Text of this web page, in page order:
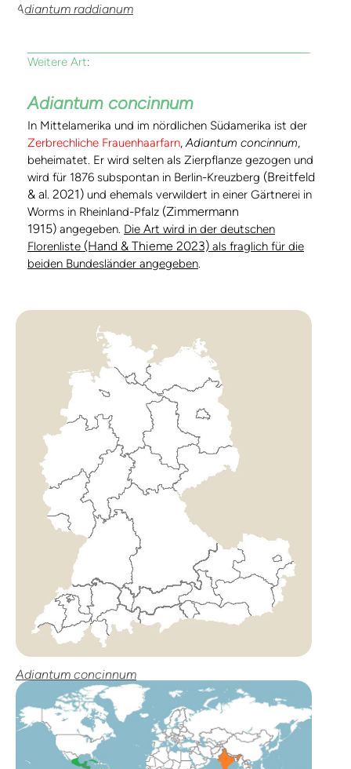
Adiantum raddianum
Weitere Art:
Adiantum concinnum
In Mittelamerika und im nördlichen Südamerika ist der
Zerbrechliche Frauenhaarfarn,Adiantum concinnum,
beheimatet. Er wird selten als Zierpflanze gezogen und
wird für 1876 subspontan in Berlin-Kreuzberg (Breitfeld
& al. 2021) und ehemals verwildert in einer Gärtnerei in
Worms in Rheinland-Pfalz (Zimmermann
1915) angegeben. Die Art wird in der deutschen
Florenliste (Hand & Thieme 2023) als fraglich für die
beiden Bundesländer angegeben.
Adiantum concinnum